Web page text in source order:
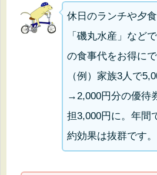
休日のランチや夕
「磯丸水産」など
の食事代をお得にで
（例）家族3人で
→2,000円分の優待
担3,000円に。年間
約効果は抜群です。